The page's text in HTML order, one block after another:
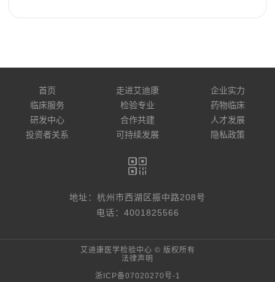
首页 走进艾迪康
企业实力
临床服务
检验专业
药物临床
研发中心
合作共建
人才发展
投资者关系
可持续发展 隐私政策
地址：杭州市西湖区振中路208号
电话：4001825566
艾迪康医学检验中心 © 版权所有
法律声明
浙ICP备07020270号-1